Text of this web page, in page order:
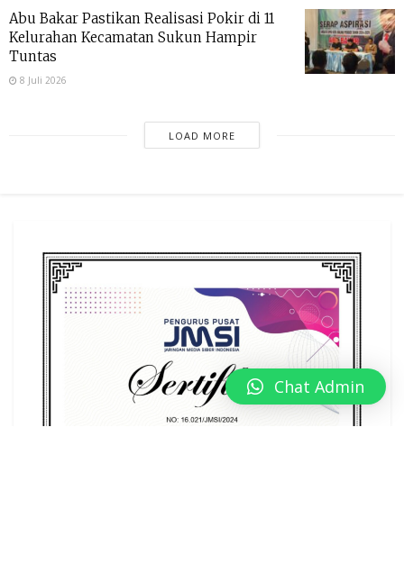
Abu Bakar Pastikan Realisasi Pokir di 11
Kelurahan Kecamatan Sukun Hampir
Tuntas
8 Juli 2026
LOAD MORE
Chat Admin